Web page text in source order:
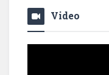
Video